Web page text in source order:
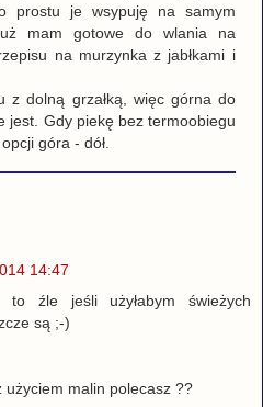
prostu je wsypuję na samym
mam gotowe do wlania na
na murzynka z jabłkami i
z dolną grzałką, więc górna do
jest. Gdy piekę bez termoobiegu
góra - dół.
14:47
to źle jeśli użyłabym świeżych
są ;-)
użyciem malin polecasz ??